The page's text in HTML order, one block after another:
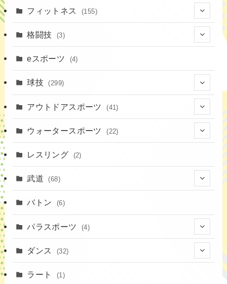
(6)
フィットネス (155)
(16)
(37)
(18)
格闘技 (3)
(3)
eスポーツ (4)
球技 (299)
(20)
(14)
(16)
(12)
(11)
(3)
アウトドアスポーツ (41)
(4)
(8)
ウォータースポーツ (22)
(7)
(15)
レスリング (2)
武道 (68)
(23)
バトン (6)
パラスポーツ (4)
ダンス (32)
ラート (1)